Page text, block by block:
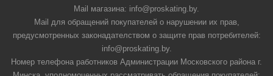
Mail магазина: info@proskating.by.
Mail для обращений покупателей о нарушении их прав,
предусмотренных законадателством о защите прав потребителей:
info@proskating.by.
Номер телефона работников Администрации Московского района г.